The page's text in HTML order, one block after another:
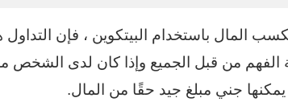
المال باستخدام البيتكوين ، فإن التداول
من قبل الجميع وإذا كان لدى الشخص
يمكنها جني مبلغ جيد حقًا من المال.